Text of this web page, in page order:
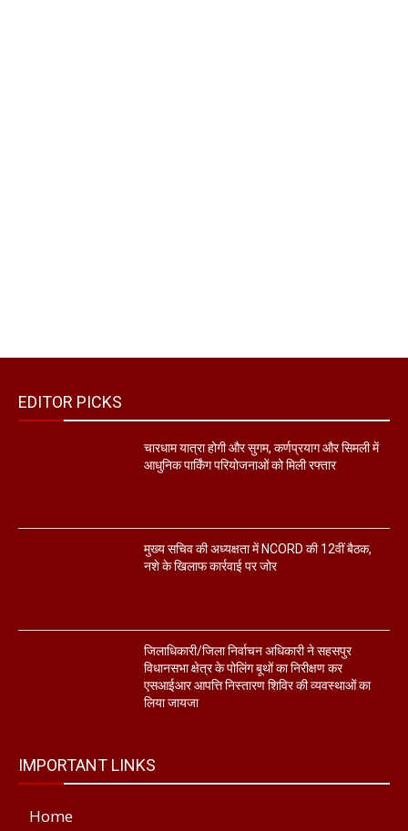
EDITOR PICKS
चारधाम यात्रा होगी और सुगम, कर्णप्रयाग और सिमली में
आधुनिक पार्किंग परियोजनाओं को मिली रफ्तार
मुख्य सचिव की अध्यक्षता में NCORD की 12वीं बैठक,
नशे के खिलाफ कार्रवाई पर जोर
जिलाधिकारी/जिला निर्वाचन अधिकारी ने सहसपुर
विधानसभा क्षेत्र के पोलिंग बूथों का निरीक्षण कर
एसआईआर आपत्ति निस्तारण शिविर की व्यवस्थाओं का
लिया जायजा
IMPORTANT LINKS
Home